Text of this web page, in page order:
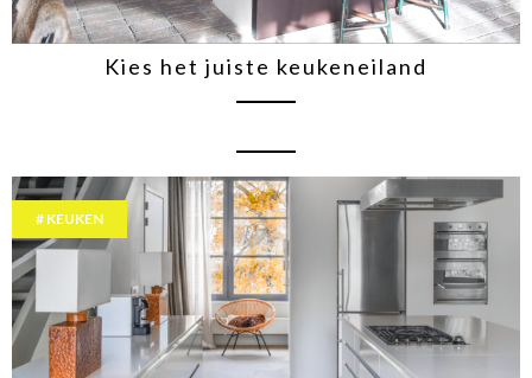
Kies het juiste keukeneiland
KEUKEN